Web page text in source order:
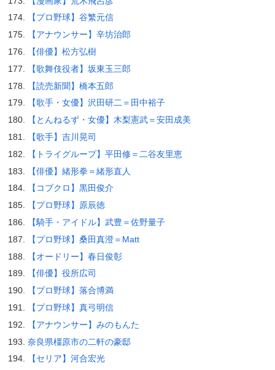
【プロ野球】谷繁元信
【アナウンサー】辛坊治郎
【俳優】松方弘樹
【歌舞伎役者】坂東玉三郎
【読売新聞】橋本五郎
【歌手・女優】沢田研二＝田中裕子
【とんねるず・女優】木梨憲武＝安田成美
【歌手】吉川晃司
【トライグループ】平田修＝二谷友里恵
【俳優】緒形拳＝緒形直人
【コブクロ】黒田俊介
【プロ野球】原辰徳
【騎手・アイドル】武豊＝佐野量子
【プロ野球】桑田真澄＝Matt
【オードリー】春日俊彰
【俳優】役所広司
【プロ野球】落合博満
【プロ野球】真弓明信
【アナウンサー】みのもんた
奈良県橿原市の二軒の豪邸
【セリア】河合宏光